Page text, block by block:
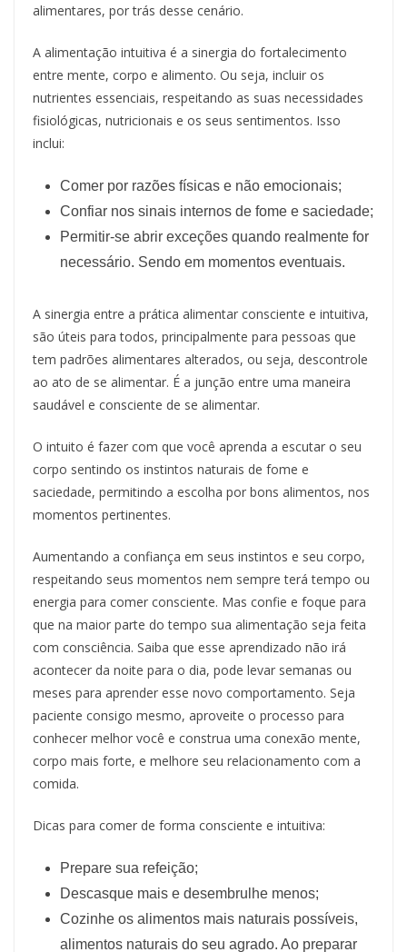
alimentares, por trás desse cenário.
A alimentação intuitiva é a sinergia do fortalecimento
entre mente, corpo e alimento. Ou seja, incluir os
nutrientes essenciais, respeitando as suas necessidades
fisiológicas, nutricionais e os seus sentimentos. Isso
inclui:
Comer por razões físicas e não emocionais;
Confiar nos sinais internos de fome e saciedade;
Permitir-se abrir exceções quando realmente for
necessário. Sendo em momentos eventuais.
A sinergia entre a prática alimentar consciente e intuitiva,
são úteis para todos, principalmente para pessoas que
tem padrões alimentares alterados, ou seja, descontrole
ao ato de se alimentar. É a junção entre uma maneira
saudável e consciente de se alimentar.
O intuito é fazer com que você aprenda a escutar o seu
corpo sentindo os instintos naturais de fome e
saciedade, permitindo a escolha por bons alimentos, nos
momentos pertinentes.
Aumentando a confiança em seus instintos e seu corpo,
respeitando seus momentos nem sempre terá tempo ou
energia para comer consciente. Mas confie e foque para
que na maior parte do tempo sua alimentação seja feita
com consciência. Saiba que esse aprendizado não irá
acontecer da noite para o dia, pode levar semanas ou
meses para aprender esse novo comportamento. Seja
paciente consigo mesmo, aproveite o processo para
conhecer melhor você e construa uma conexão mente,
corpo mais forte, e melhore seu relacionamento com a
comida.
Dicas para comer de forma consciente e intuitiva:
Prepare sua refeição;
Descasque mais e desembrulhe menos;
Cozinhe os alimentos mais naturais possíveis,
alimentos naturais do seu agrado. Ao preparar